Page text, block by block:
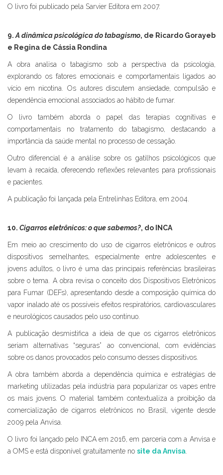
O livro foi publicado pela Sarvier Editora em 2007.
9. A dinâmica psicológica do tabagismo, de Ricardo Gorayeb
e Regina de Cássia Rondina
A obra analisa o tabagismo sob a perspectiva da psicologia,
explorando os fatores emocionais e comportamentais ligados ao
vício em nicotina. Os autores discutem ansiedade, compulsão e
dependência emocional associados ao hábito de fumar.
O livro também aborda o papel das terapias cognitivas e
comportamentais no tratamento do tabagismo, destacando a
importância da saúde mental no processo de cessação.
Outro diferencial é a análise sobre os gatilhos psicológicos que
levam à recaída, oferecendo reflexões relevantes para profissionais
e pacientes.
A publicação foi lançada pela Entrelinhas Editora, em 2004.
10. Cigarros eletrônicos: o que sabemos?, do INCA
Em meio ao crescimento do uso de cigarros eletrônicos e outros
dispositivos semelhantes, especialmente entre adolescentes e
jovens adultos, o livro é uma das principais referências brasileiras
sobre o tema. A obra revisa o conceito dos Dispositivos Eletrônicos
para Fumar (DEFs), apresentando desde a composição química do
vapor inalado até os possíveis efeitos respiratórios, cardiovasculares
e neurológicos causados pelo uso contínuo.
A publicação desmistifica a ideia de que os cigarros eletrônicos
seriam alternativas “seguras” ao convencional, com evidências
sobre os danos provocados pelo consumo desses dispositivos.
A obra também aborda a dependência química e estratégias de
marketing utilizadas pela indústria para popularizar os vapes entre
os mais jovens. O material também contextualiza a proibição da
comercialização de cigarros eletrônicos no Brasil, vigente desde
2009 pela Anvisa.
O livro foi lançado pelo INCA em 2016, em parceria com a Anvisa e
a OMS e está disponível gratuitamente no site da Anvisa